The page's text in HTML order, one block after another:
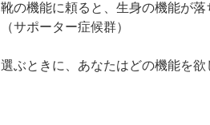
靴の機能に頼ると、生身の機能が落
（サポーター症候群）
選ぶときに、あなたはどの機能を欲